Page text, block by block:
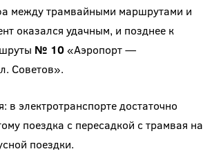
между трамвайными маршрутами и
оказался удачным, и позднее к
№ 10«Аэропорт —
Советов».
в электротранспорте достаточно
поездка с пересадкой с трамвая на
поездки.